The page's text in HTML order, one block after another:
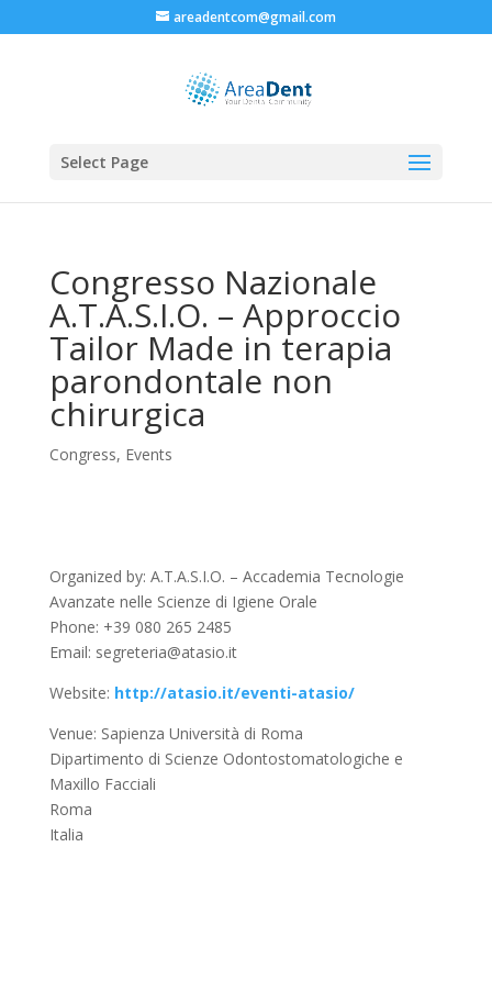
areadentcom@gmail.com
Select Page
Congresso Nazionale
A.T.A.S.I.O. – Approccio
Tailor Made in terapia
parondontale non
chirurgica
Congress, Events
Organized by: A.T.A.S.I.O. – Accademia Tecnologie
Avanzate nelle Scienze di Igiene Orale
Phone: +39 080 265 2485
Email: segreteria@atasio.it
Website: http://atasio.it/eventi-atasio/
Venue: Sapienza Università di Roma
Dipartimento di Scienze Odontostomatologiche e
Maxillo Facciali
Roma
Italia